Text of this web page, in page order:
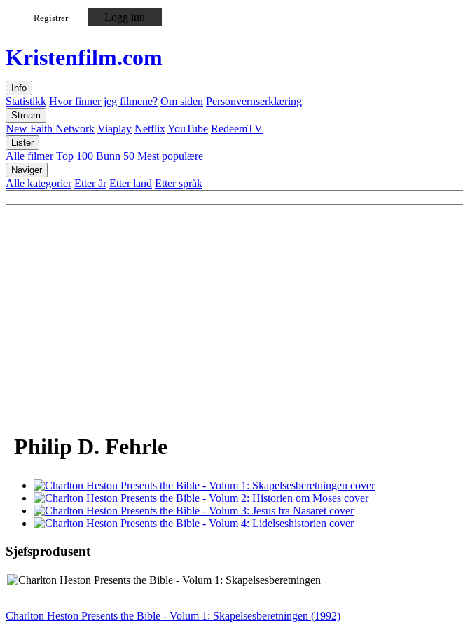
Registrer Logg inn
Kristenfilm.com
Info
Statistikk Hvor finner jeg filmene? Om siden Personvernserklæring
Stream
New Faith Network Viaplay NetflixYouTube RedeemTV
Lister
Alle filmer Top 100 Bunn 50 Mest populære
Naviger
Alle kategorier Etter år Etter land Etter språk
Philip D. Fehrle
Sjefsprodusent
Charlton Heston Presents the Bible - Volum 1: Skapelsesberetningen (1992)